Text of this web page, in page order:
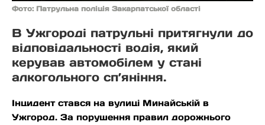
Фото: Патрульна поліція Закарпатської області
В Ужгороді патрульні притягнули до
відповідальності водія, який
керував автомобілем у стані
алкогольного сп’яніння.
Інцидент стався на вулиці Минайській в
Ужгород. За порушення правил дорожнього